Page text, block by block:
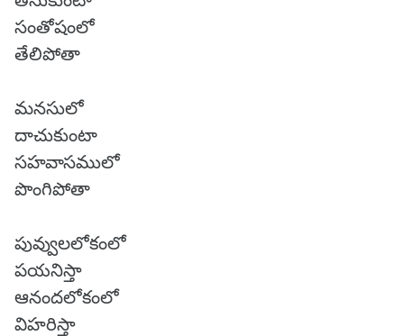
సంతోషంలో
తేలిపోతా
మనసులో
దాచుకుంటా
సహవాసములో
పొంగిపోతా
పువ్వులలోకంలో
పయనిస్తా
ఆనందలోకంలో
విహరిస్తా